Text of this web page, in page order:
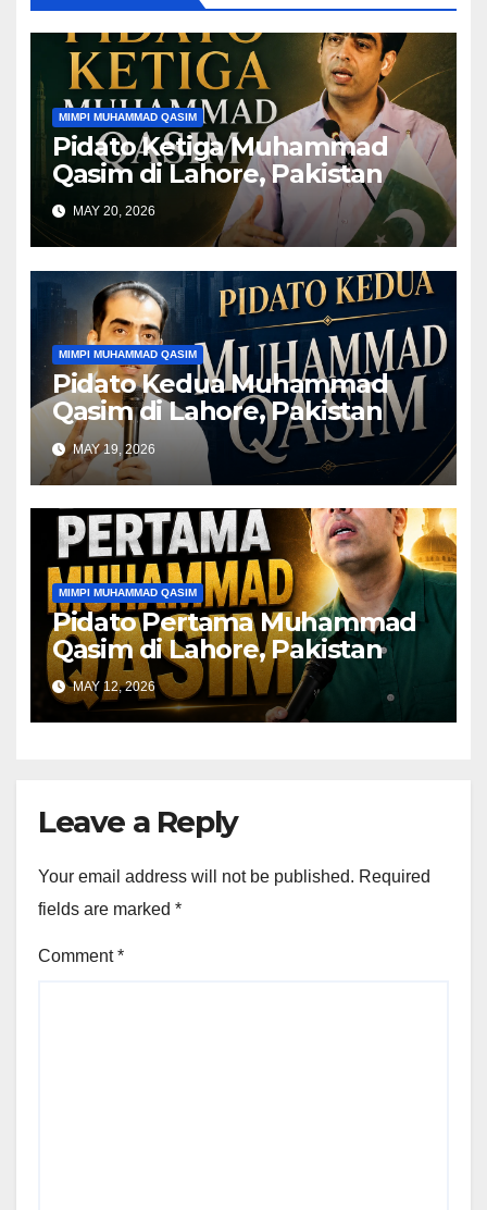
MIMPI MUHAMMAD QASIM
Pidato Ketiga Muhammad
Qasim di Lahore, Pakistan
MAY 20, 2026
MIMPI MUHAMMAD QASIM
Pidato Kedua Muhammad
Qasim di Lahore, Pakistan
MAY 19, 2026
MIMPI MUHAMMAD QASIM
Pidato Pertama Muhammad
Qasim di Lahore, Pakistan
MAY 12, 2026
Leave a Reply
Your email address will not be published. Required
fields are marked *
Comment*